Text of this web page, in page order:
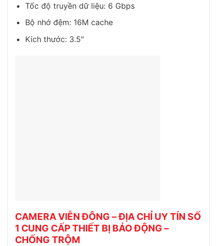
Tốc độ truyền dữ liệu: 6 Gbps
Bộ nhớ đệm: 16M cache
Kích thước: 3.5″
CAMERA VIỄN ĐÔNG – ĐỊA CHỈ UY TÍN SỐ
1 CUNG CẤP THIẾT BỊ BÁO ĐỘNG –
CHỐNG TRỘM